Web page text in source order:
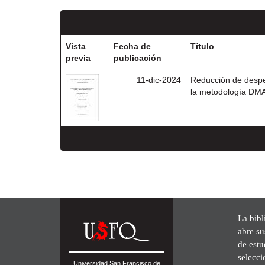
Vista
previa
Fecha de
publicación
Título
11-dic-2024
Reducción de
la metodología
Universidad San Francisco de
La
abre
de